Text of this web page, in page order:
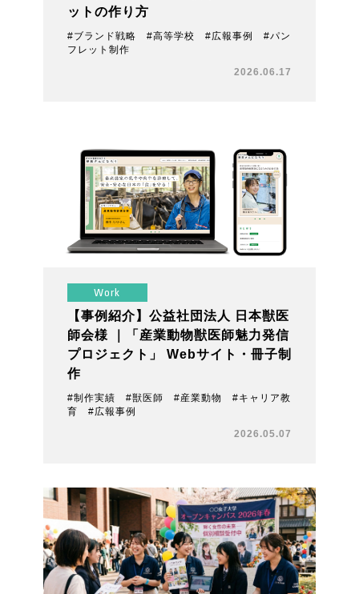
ットの作り方
#ブランド戦略 #高等学校 #広報事例 #パン
フレット制作
2026.06.17
Work
【事例紹介】公益社団法人 日本獣医
師会様 ｜「産業動物獣医師魅力発信
プロジェクト」 Webサイト・冊子制
作
#制作実績 #獣医師 #産業動物 #キャリア教
育 #広報事例
2026.05.07